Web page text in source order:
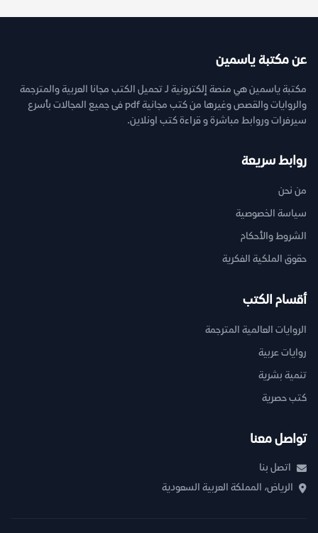
عن مكتبة ياسمين
مكتبة ياسمين هي منصة إلكترونية لـ تحميل الكتب مجانا العربية والمترجمة
والروايات والقصص وغيرها من كتب مجانية pdf فى جميع المجالات بأسرع
سيرفرات وروابط مباشرة و قراءة كتب اونلاين.
روابط سريعة
من نحن
سياسة الخصوصية
الشروط والأحكام
حقوق الملكية الفكرية
أقسام الكتب
الروايات العالمية المترجمة
روايات عربية
تنمية بشرية
كتب حصرية
تواصل معنا
اتصل بنا
الرياض، المملكة العربية السعودية